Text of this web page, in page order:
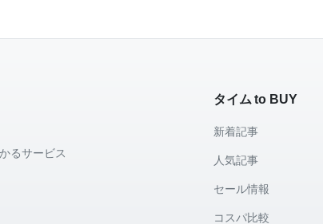
るサービス
タイム to BUY
新着記事
人気記事
セール情報
コスパ比較